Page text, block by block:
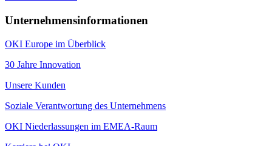
Unternehmensinformationen
OKI Europe im Überblick
30 Jahre Innovation
Unsere Kunden
Soziale Verantwortung des Unternehmens
OKI Niederlassungen im EMEA-Raum